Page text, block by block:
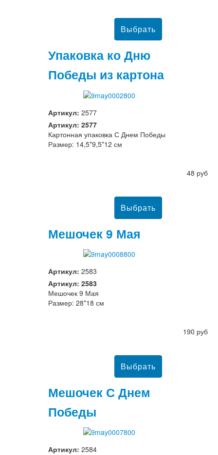
Упаковка ко Дню
Победы из картона
Артикул: 2577
Артикул: 2577
Картонная упаковка С Днем Победы
Размер: 14,5*9,5*12 см
48 руб
Мешочек 9 Мая
Артикул: 2583
Артикул: 2583
Мешочек 9 Мая
Размер: 28*18 см
190 руб
Мешочек С Днем
Победы
Артикул: 2584